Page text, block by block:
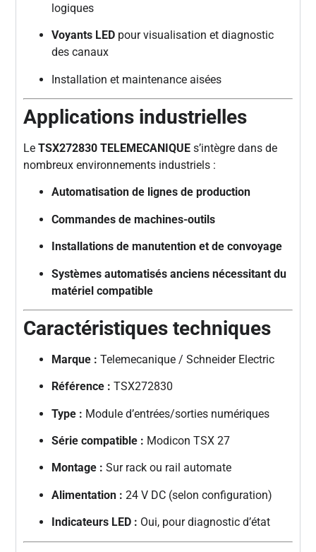
logiques
Voyants LED pour visualisation et diagnostic
des canaux
Installation et maintenance aisées
Applications industrielles
LeTSX272830 TELEMECANIQUE s’intègre dans de
nombreux environnements industriels :
Automatisation de lignes de production
Commandes de machines-outils
Installations de manutention et de convoyage
Systèmes automatisés anciens nécessitant du
matériel compatible
Caractéristiques techniques
Marque : Telemecanique / Schneider Electric
Référence : TSX272830
Type : Module d’entrées/sorties numériques
Série compatible : Modicon TSX 27
Montage : Sur rack ou rail automate
Alimentation : 24 V DC (selon configuration)
Indicateurs LED : Oui, pour diagnostic d’état